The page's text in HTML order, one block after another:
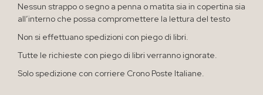
Nessun strappo o segno a penna o matita sia in copertina sia
all’interno che possa compromettere la lettura del testo
Non si effettuano spedizioni con piego di libri.
Tutte le richieste con piego di libri verranno ignorate.
Solo spedizione con corriere Crono Poste Italiane.